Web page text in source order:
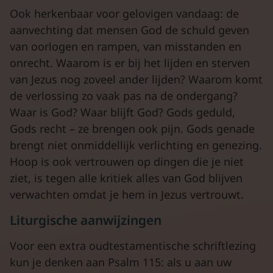
Ook herkenbaar voor gelovigen vandaag: de
aanvechting dat mensen God de schuld geven
van oorlogen en rampen, van misstanden en
onrecht. Waarom is er bij het lijden en sterven
van Jezus nog zoveel ander lijden? Waarom komt
de verlossing zo vaak pas na de ondergang?
Waar is God? Waar blijft God? Gods geduld,
Gods recht – ze brengen ook pijn. Gods genade
brengt niet onmiddellijk verlichting en genezing.
Hoop is ook vertrouwen op dingen die je niet
ziet, is tegen alle kritiek alles van God blijven
verwachten omdat je hem in Jezus vertrouwt.
Liturgische aanwijzingen
Voor een extra oudtestamentische schriftlezing
kun je denken aan Psalm 115: als u aan uw